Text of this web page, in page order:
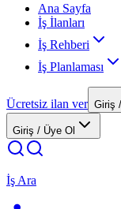
Ana Sayfa
İş İlanları
İş Rehberi
İş Planlaması
Ücretsiz ilan ver Giriş
Giriş / Üye Ol
İş Ara